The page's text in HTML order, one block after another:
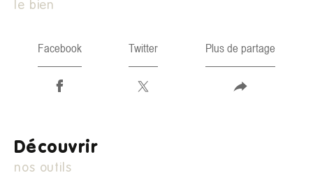
le bien
Facebook Twitter Plus de partage
découvrir
nos outils